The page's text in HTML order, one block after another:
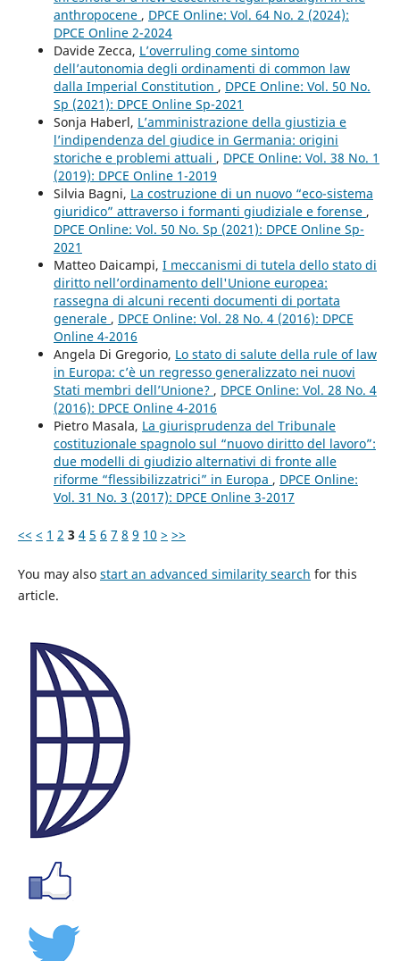
anthropocene , DPCE Online: Vol. 64 No. 2 (2024):
DPCE Online 2-2024
Davide Zecca, L’overruling come sintomo
dell’autonomia degli ordinamenti di common law
dalla Imperial Constitution , DPCE Online: Vol. 50 No.
Sp (2021): DPCE Online Sp-2021
Sonja Haberl, L’amministrazione della giustizia e
l’indipendenza del giudice in Germania: origini
storiche e problemi attuali , DPCE Online: Vol. 38 No. 1
(2019): DPCE Online 1-2019
Silvia Bagni, La costruzione di un nuovo “eco-sistema
giuridico” attraverso i formanti giudiziale e forense ,
DPCE Online: Vol. 50 No. Sp (2021): DPCE Online Sp-
2021
Matteo Daicampi, I meccanismi di tutela dello stato di
diritto nell’ordinamento dell'Unione europea:
rassegna di alcuni recenti documenti di portata
generale , DPCE Online: Vol. 28 No. 4 (2016): DPCE
Online 4-2016
Angela Di Gregorio, Lo stato di salute della rule of law
in Europa: c’è un regresso generalizzato nei nuovi
Stati membri dell’Unione? , DPCE Online: Vol. 28 No. 4
(2016): DPCE Online 4-2016
Pietro Masala, La giurisprudenza del Tribunale
costituzionale spagnolo sul “nuovo diritto del lavoro”:
due modelli di giudizio alternativi di fronte alle
riforme “flessibilizzatrici” in Europa , DPCE Online:
Vol. 31 No. 3 (2017): DPCE Online 3-2017
<< < 1 2 3 4 5 6 7 8 9 10 > >>
You may also start an advanced similarity search for this
article.